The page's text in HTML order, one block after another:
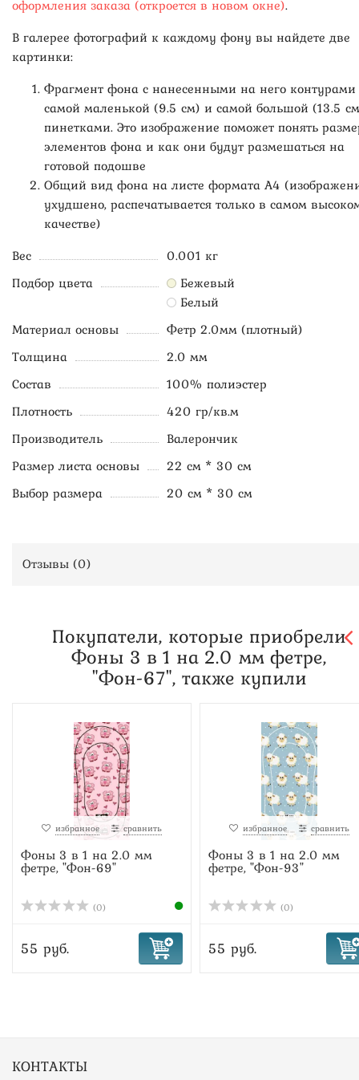
оформления заказа (откроется в новом окне).
В галерее фотографий к каждому фону вы найдете две
картинки:
Фрагмент фона с нанесенными на него контурами
самой маленькой (9.5 см) и самой большой (13.5
пинетками. Это изображение поможет понять
элементов фона и как они будут размешаться на
готовой подошве
Общий вид фона на листе формата А4
ухудшено, распечатывается только в самом
качестве)
Вес
0.001 кг
Подбор цвета
Бежевый
Белый
Материал основы
Фетр 2.0мм (плотный)
Толщина
2.0 мм
Состав
100% полиэстер
Плотность
420 гр/кв.м
Производитель
Валерончик
Размер листа основы
22 см * 30 см
Выбор размера
20 см * 30 см
Отзывы (0)
Покупатели, которые приобрели
Фоны 3 в 1 на 2.0 мм фетре,
"Фон-67", также купили
избранное сравнить
Фоны 3 в 1 на 2.0 мм
фетре, "Фон-69"
(0)
55 руб.
избранное сравнить
Фоны 3 в 1 на 2.0 мм
фетре, "Фон-93"
(0)
55 руб.
КОНТАКТЫ